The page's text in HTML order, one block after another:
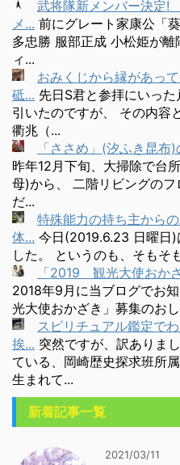
武将隊新メンバー決定!
メ... 前にグレート家康公「
多忠勝 服部正成 小松姫が
ィ...
おみくじから縁があっ
砥... 先日S君と参拝にいっ
引いたのですが、 その内容
衢兆（...
「ささめ」(汐ふき昆
昨年12月下旬、大掃除で台
母)から、 二階リビングの
だ...
特殊能力の持ち主から
体... 今日(2019.6.23 日曜日)
した。 というのも、そもそ
「2019 観光大使おか
2018年9月に当ブログでお
光大使おかざき」募集のお
スピリチュアル鑑定で
挨... 突然ですが、訳ありま
ている、岡崎歴史探求班所
生まれて...
新着記事一覧
2021/03/11